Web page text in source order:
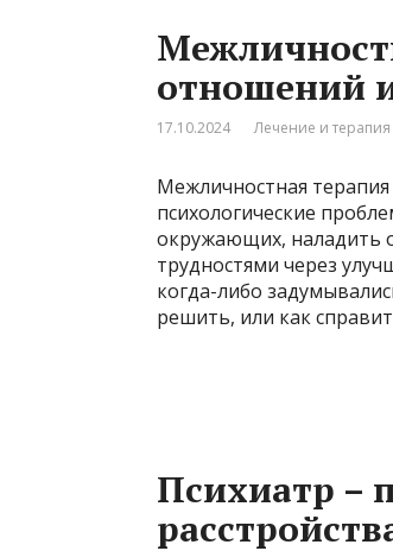
отношений
17.10.2024 Лечение и терапия
Межличностная
психологические
окружающих, наладить
трудностями через
когда-либо
решить, или как
Психиатр –